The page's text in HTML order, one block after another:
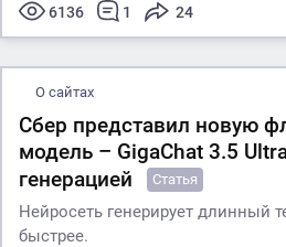
6136 1 24
О сайтах
Сбер представил новую
модель – GigaChat 3.5
генерацией
Статья
Нейросеть генерирует длинный
быстрее.